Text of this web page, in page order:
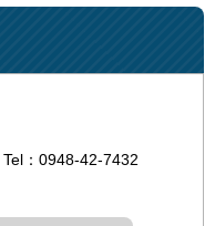
Tel：0948-42-7432